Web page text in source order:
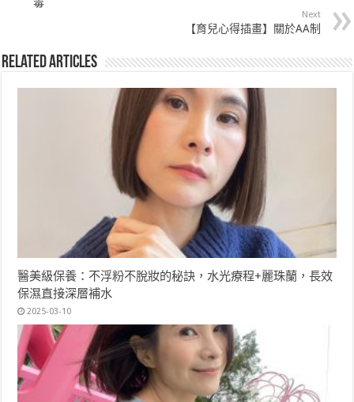
Next
【育兒心得插畫】關於AA制
Related Articles
醫美級保養：不浮粉不脫妝的秘訣，水光療程+麗珠蘭，長效
保濕直接深層補水
2025-03-10